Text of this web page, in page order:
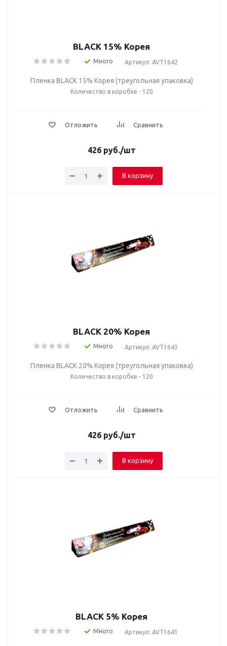
BLACK 15% Корея
Много Артикул: AVT1642
Пленка BLACK 15% Корея (треугольная упаковка)
Количество в коробке - 120
Отложить Сравнить
426 руб./шт
В корзину
BLACK 20% Корея
Много Артикул: AVT1643
Пленка BLACK 20% Корея (треугольная упаковка)
Количество в коробке - 120
Отложить Сравнить
426 руб./шт
В корзину
BLACK 5% Корея
Много Артикул: AVT1641